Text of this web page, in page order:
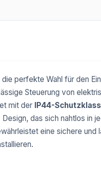
die perfekte Wahl für den
Steuerung von
mit der IP44-
das sich nahtlos in
eine sichere und